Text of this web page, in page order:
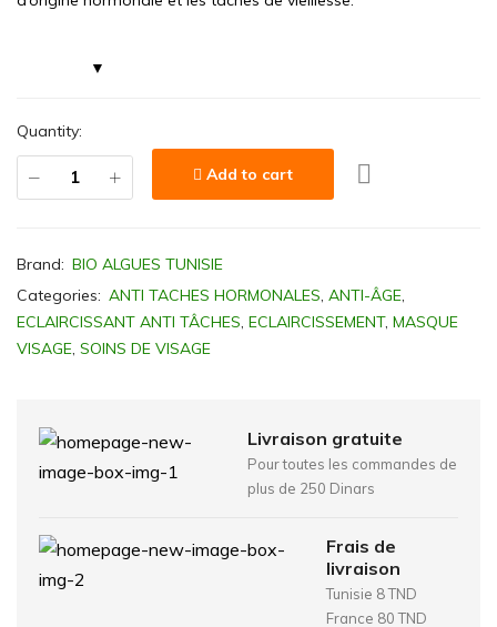
Quantity:
Add to cart
Brand: BIO ALGUES TUNISIE
Categories: ANTI TACHES HORMONALES, ANTI-ÂGE,
ECLAIRCISSANT ANTI TÂCHES, ECLAIRCISSEMENT, MASQUE
VISAGE, SOINS DE VISAGE
Livraison gratuite
Pour toutes les commandes de
plus de 250 Dinars
Frais de
livraison
Tunisie 8 TND
France 80 TND